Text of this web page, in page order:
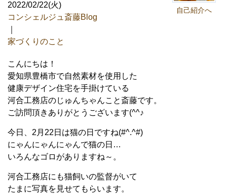
自己紹介へ
2022/02/22(火)
コンシェルジュ斎藤Blog
家づくりのこと
こんにちは！
愛知県豊橋市で自然素材を使用した
健康デザイン住宅を手掛けている
河合工務店のじゅんちゃんこと斎藤です。
ご訪問頂きありがとうございます(^^♪
今日、2月22日は猫の日ですね(#^.^#)
にゃんにゃんにゃんで猫の日…
いろんなゴロがありますね～。
河合工務店にも猫飼いの監督がいて
たまに写真を見せてもらいます。